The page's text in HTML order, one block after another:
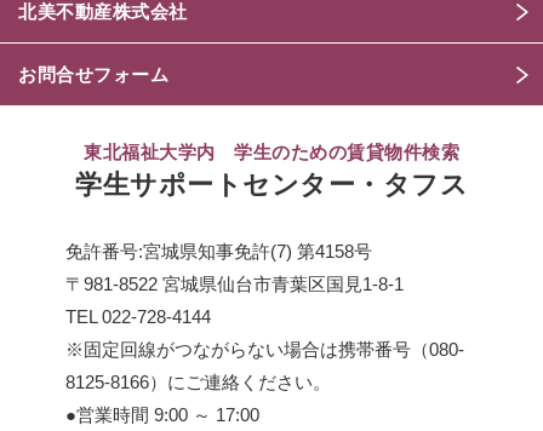
北美不動産株式会社
お問合せフォーム
東北福祉大学内 学生のための賃貸物件検索
学生サポートセンター・タフス
免許番号:宮城県知事免許(7) 第4158号
〒981-8522 宮城県仙台市青葉区国見1-8-1
TEL022-728-4144
※固定回線がつながらない場合は携帯番号（080-
8125-8166）にご連絡ください。
●営業時間 9:00 ～ 17:00